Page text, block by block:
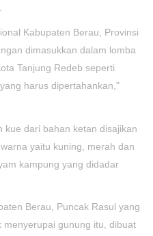
Kabupaten Berau, Provinsi
dimasukkan dalam lomba
Tanjung Redeb seperti
harus dipertahankan,"
kue dari bahan ketan disajikan
yaitu kuning, merah dan
kampung yang didadar
Berau, Puncak Rasul yang
gunung itu, dibuat